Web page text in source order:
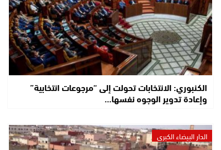
الكنبوري: الانتخابات تحولت إلى “مرجوعات انتخابية”
وإعادة تدوير الوجوه نفسها…
الدار البيضاء الكبرى